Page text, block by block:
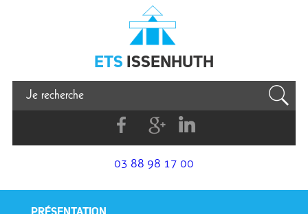
Issenhuth
ETS ISSENHUTH
FacebookG+
Linkedin
03 88 98 17 00